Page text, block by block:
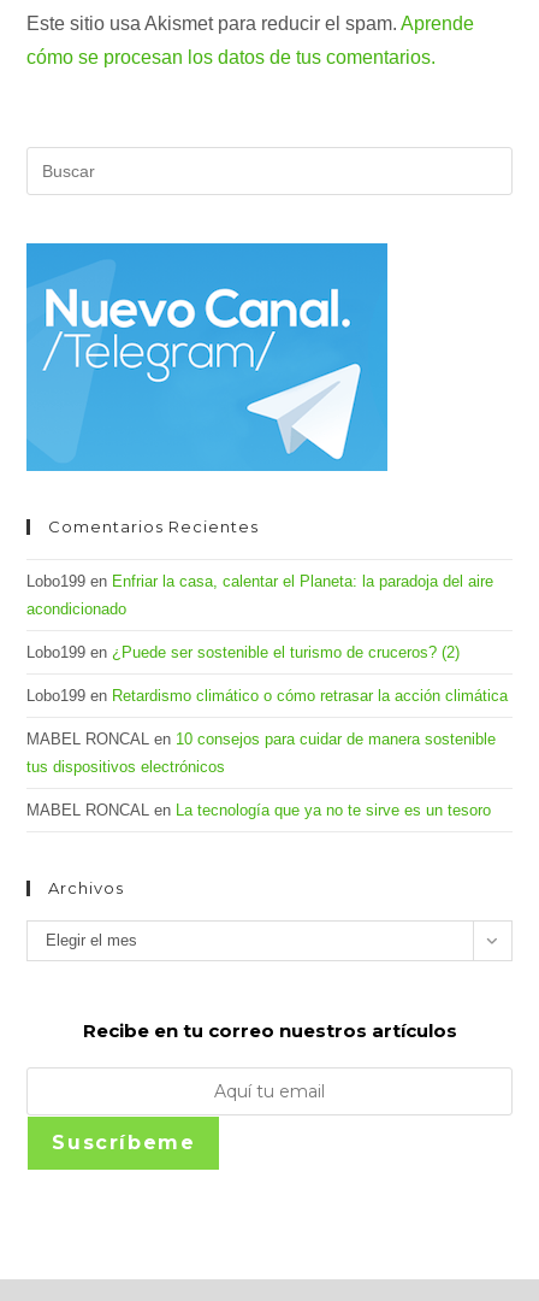
Este sitio usa Akismet para reducir el spam.Aprende
cómo se procesan los datos de tus comentarios.
Comentarios Recientes
Lobo199 en Enfriar la casa, calentar el Planeta: la paradoja del aire
acondicionado
Lobo199 en¿Puede ser sostenible el turismo de cruceros? (2)
Lobo199 en Retardismo climático o cómo retrasar la acción climática
MABEL RONCAL en 10 consejos para cuidar de manera sostenible
tus dispositivos electrónicos
MABEL RONCAL en La tecnología que ya no te sirve es un tesoro
Archivos
Archivos
Elegir el mes
Recibe en tu correo nuestros artículos
Suscríbeme